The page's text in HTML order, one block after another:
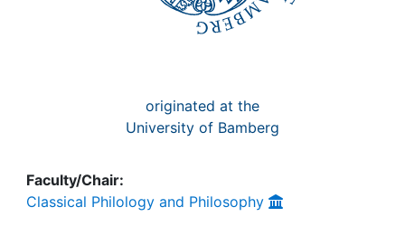
originated at the
University of Bamberg
Faculty/Chair:
Classical Philology and Philosophy